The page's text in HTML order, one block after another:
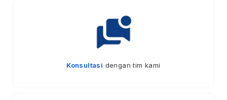
Konsultasi dengan tim kami